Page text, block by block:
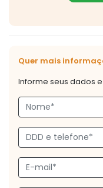
Quer mais
Informe seus dados